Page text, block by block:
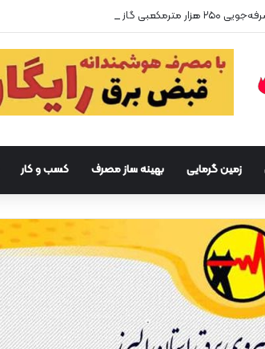
زمین گرمایی بهینه ساز مصرف کسب و کار